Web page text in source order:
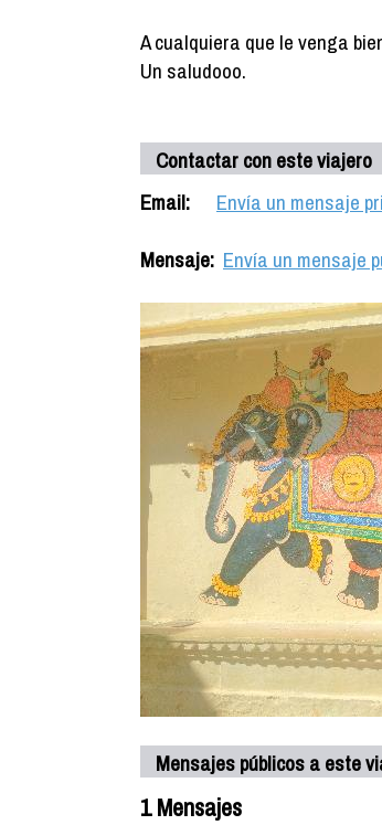
A cualquiera que le venga
Un saludooo.
Contactar con este viajero
Email:
Envía un mensaje
Mensaje: Envía un mensaje
Mensajes públicos a este
1 Mensajes